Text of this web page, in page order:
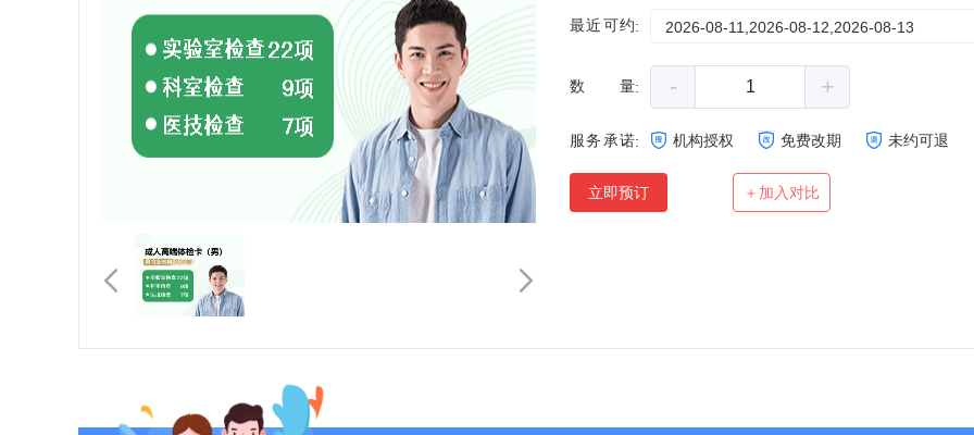
最近可约: 2026-08-11,2026-08-12,2026-08-13
数量: - +
服务承诺: 机构授权 免费改期 未约可退
立即预订 ＋加入对比